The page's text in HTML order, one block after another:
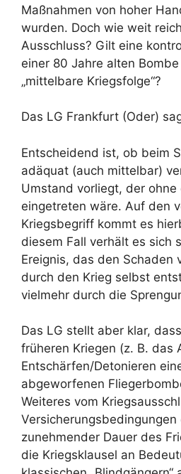
Maßnahmen von hoher
wurden. Doch wie weit
Ausschluss? Gilt eine
einer 80 Jahre alten
„mittelbare Kriegsfolge“?
Das LG Frankfurt (Oder)
Entscheidend ist, ob beim
adäquat (auch mittelbar)
Umstand vorliegt, der
eingetreten wäre. Auf den
Kriegsbegriff kommt es
diesem Fall verhält es sich
Ereignis, das den Schaden
durch den Krieg selbst
vielmehr durch die
Das LG stellt aber klar,
früheren Kriegen (z. B. das
Entschärfen/Detonieren
abgeworfenen
Weiteres vom
zunehmender Dauer des
die Kriegsklausel an